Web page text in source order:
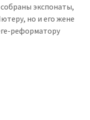
экспонаты,
но и его жене
реформатору